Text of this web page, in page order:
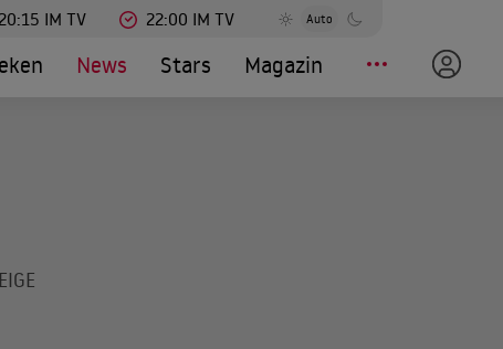
20:15 IM TV 22:00 IM TV Auto
News Stars Magazin